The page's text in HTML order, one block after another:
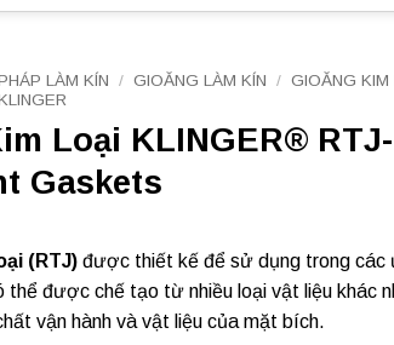
LÀM KÍN / GIOĂNG LÀM KÍN / GIOĂNG KIM
Loại KLINGER®
Gaskets
(RTJ) được thiết kế để sử dụng trong các
thể được chế tạo từ nhiều loại vật liệu khác
vận hành và vật liệu của mặt bích.